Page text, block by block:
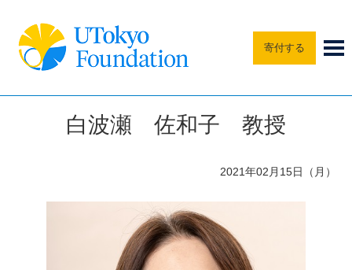
寄付する
白波瀬 佐和子 教授
2021年02月15日（月）